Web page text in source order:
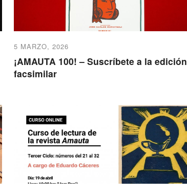
5 MARZO, 2026
¡AMAUTA 100! – Suscríbete a la edición
facsimilar